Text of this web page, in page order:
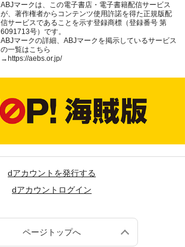
ABJマークは、この電子書店・電子書籍配信サービス
が、著作権者からコンテンツ使用許諾を得た正規版配
信サービスであることを示す登録商標（登録番号 第
6091713号）です。
ABJマークの詳細、ABJマークを掲示しているサービス
の一覧はこちら
→ https://aebs.or.jp/
dアカウントを発行する
dアカウントログイン
ページトップへ